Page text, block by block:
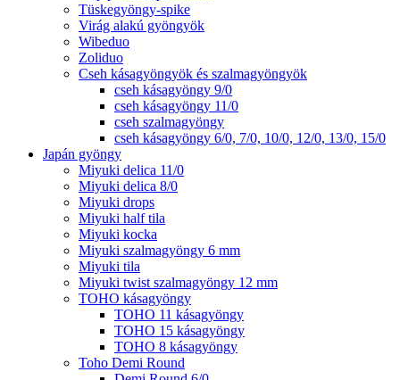
Tüskegyöngy-spike
Virág alakú gyöngyök
Wibeduo
Zoliduo
Cseh kásagyöngyök és szalmagyöngyök
cseh kásagyöngy 9/0
cseh kásagyöngy 11/0
cseh szalmagyöngy
cseh kásagyöngy 6/0, 7/0, 10/0, 12/0, 13/0, 15/0
Japán gyöngy
Miyuki delica 11/0
Miyuki delica 8/0
Miyuki drops
Miyuki half tila
Miyuki kocka
Miyuki szalmagyöngy 6 mm
Miyuki tila
Miyuki twist szalmagyöngy 12 mm
TOHO kásagyöngy
TOHO 11 kásagyöngy
TOHO 15 kásagyöngy
TOHO 8 kásagyöngy
Toho Demi Round